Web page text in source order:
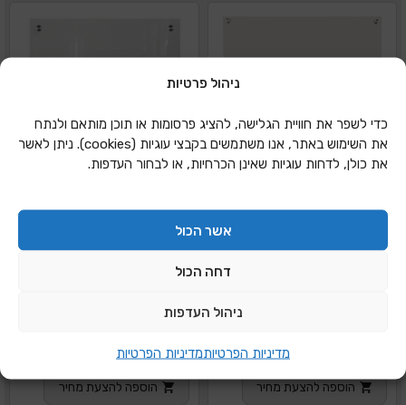
ניהול פרטיות
כדי לשפר את חוויית הגלישה, להציג פרסומות או תוכן מותאם ולנתח
את השימוש באתר, אנו משתמשים בקבצי עוגיות (cookies). ניתן לאשר
את כולן, לדחות עוגיות שאינן הכרחיות, או לבחור העדפות.
אשר הכול
דחה הכול
ניהול העדפות
מדיניות הפרטיותמדיניות הפרטיות
הוספה להצעת מחיר
90*120
הוספה להצעת מחיר